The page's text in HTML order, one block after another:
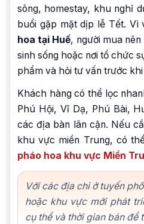
sông, homestay, khu nghỉ
buổi gặp mặt dịp lễ Tết. Vì
hoa tại Huế, người mua
sinh sống hoặc nơi tổ chức
phẩm và hỏi tư vấn trước
Khách hàng có thể lọc
Phú Hội, Vĩ Dạ, Phú Bài,
các địa bàn lân cận. Nếu
khu vực miền Trung, có
pháo hoa khu vực Miền
Với các địa chỉ ở tuyến
hoặc khu vực mới phát
cụ thể và thời gian bán để